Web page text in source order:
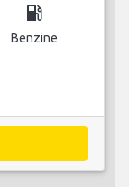
local_gas_station
Benzine